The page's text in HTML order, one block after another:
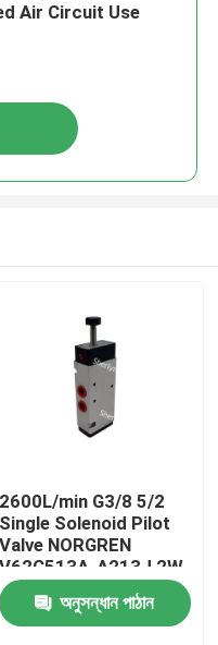
Air Circuit Use
2600L/min G3/8 5/2
Single Solenoid Pilot
Valve NORGREN
V62C513A-A213J 2W
Low Power Aluminium
Push Only Manual
Override
অনুসন্ধান পাঠান